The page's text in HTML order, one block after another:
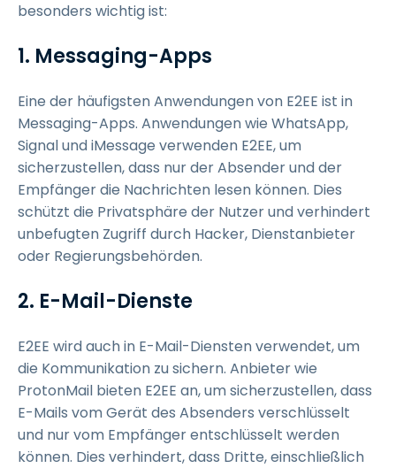
besonders wichtig ist:
1. Messaging-Apps
Eine der häufigsten Anwendungen von E2EE ist in
Messaging-Apps. Anwendungen wie WhatsApp,
Signal und iMessage verwenden E2EE, um
sicherzustellen, dass nur der Absender und der
Empfänger die Nachrichten lesen können. Dies
schützt die Privatsphäre der Nutzer und verhindert
unbefugten Zugriff durch Hacker, Dienstanbieter
oder Regierungsbehörden.
2. E-Mail-Dienste
E2EE wird auch in E-Mail-Diensten verwendet, um
die Kommunikation zu sichern. Anbieter wie
ProtonMail bieten E2EE an, um sicherzustellen, dass
E-Mails vom Gerät des Absenders verschlüsselt
und nur vom Empfänger entschlüsselt werden
können. Dies verhindert, dass Dritte, einschließlich